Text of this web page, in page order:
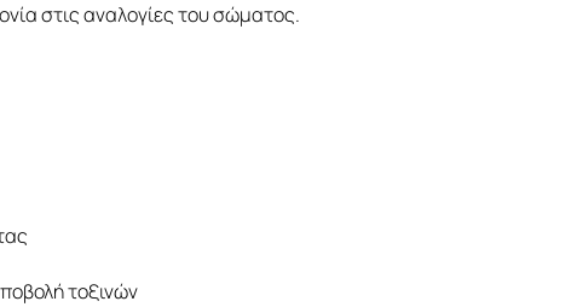
στις αναλογίες του σώματος.
τοξινών